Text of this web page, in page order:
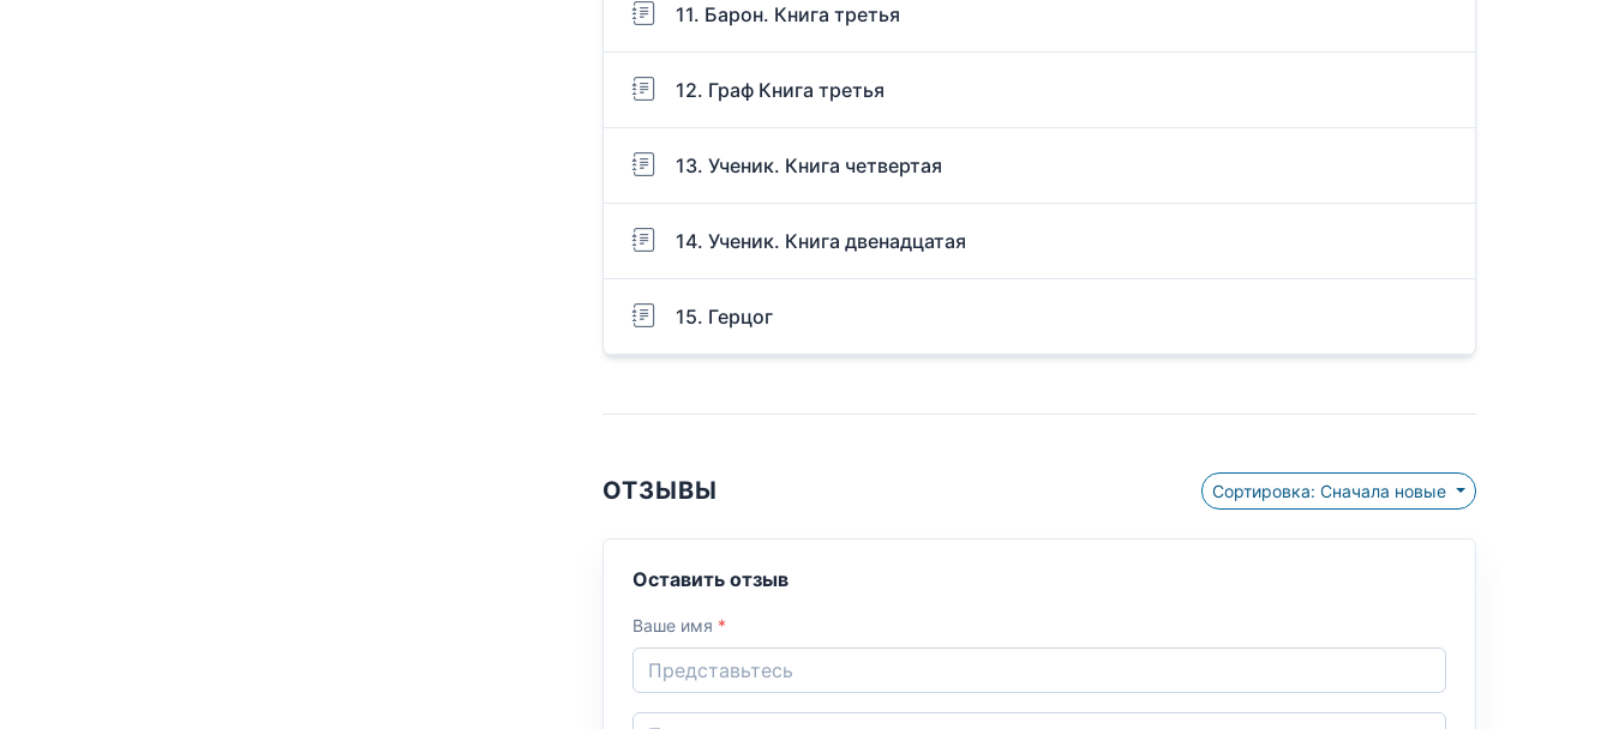
11. Барон. Книга третья
12. Граф Книга третья
13. Ученик. Книга четвертая
14. Ученик. Книга двенадцатая
15. Герцог
ОТЗЫВЫ Сортировка: Сначала новые
Оставить отзыв
Ваше имя *